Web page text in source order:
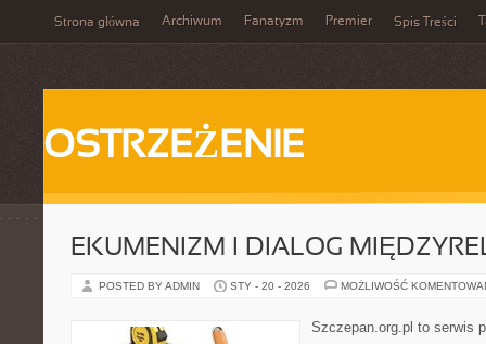
Strona główna Archiwum Fanatyzm Premier Spis Treści
OSTRZEŻENIE
EKUMENIZM I DIALOG
POSTED BY ADMIN STY - 20 - 2026 MOŻLIWOŚĆ
Szczepan.org.pl to serwis